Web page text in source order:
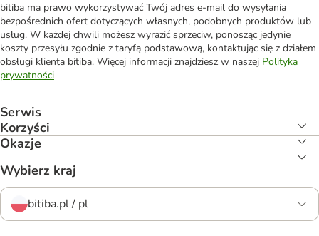
bitiba ma prawo wykorzystywać Twój adres e-mail do wysyłania
bezpośrednich ofert dotyczących własnych, podobnych produktów lub
usług. W każdej chwili możesz wyrazić sprzeciw, ponosząc jedynie
koszty przesyłu zgodnie z taryfą podstawową, kontaktując się z działem
obsługi klienta bitiba. Więcej informacji znajdziesz w naszej Polityka
prywatności
Serwis
Korzyści
Okazje
Wybierz kraj
bitiba.pl / pl